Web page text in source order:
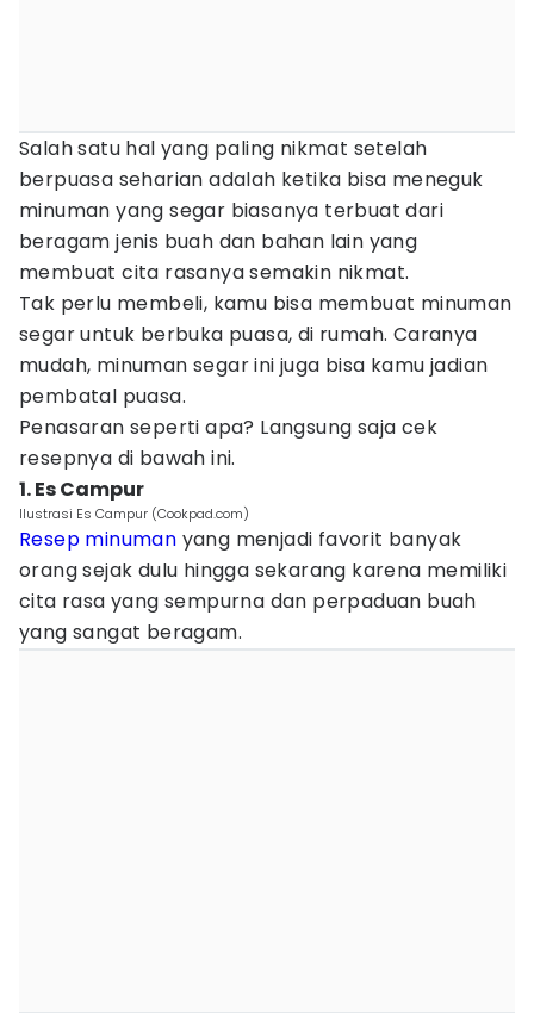
Salah satu hal yang paling nikmat setelah
berpuasa seharian adalah ketika bisa meneguk
minuman yang segar biasanya terbuat dari
beragam jenis buah dan bahan lain yang
membuat cita rasanya semakin nikmat.
Tak perlu membeli, kamu bisa membuat minuman
segar untuk berbuka puasa, di rumah. Caranya
mudah, minuman segar ini juga bisa kamu jadian
pembatal puasa.
Penasaran seperti apa? Langsung saja cek
resepnya di bawah ini.
1. Es Campur
Ilustrasi Es Campur (Cookpad.com)
Resep minuman yang menjadi favorit banyak
orang sejak dulu hingga sekarang karena memiliki
cita rasa yang sempurna dan perpaduan buah
yang sangat beragam.